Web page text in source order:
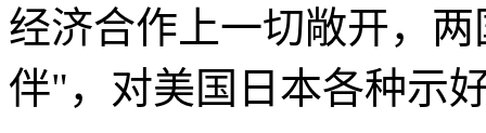
经济合作上一切敞开，
伴"，对美国日本各种示